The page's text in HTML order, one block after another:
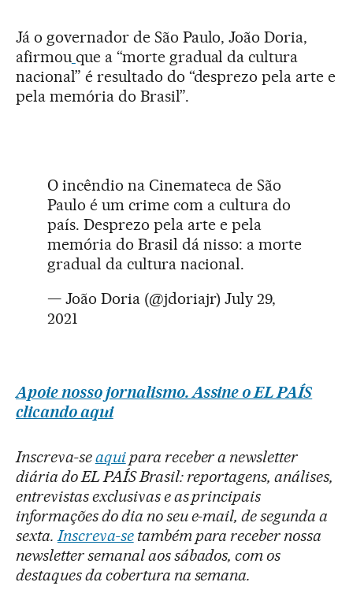
Já o governador de São Paulo, João Doria,
afirmou que a “morte gradual da cultura
nacional” é resultado do “desprezo pela arte e
pela memória do Brasil”.
O incêndio na Cinemateca de São
Paulo é um crime com a cultura do
país. Desprezo pela arte e pela
memória do Brasil dá nisso: a morte
gradual da cultura nacional.
— João Doria (@jdoriajr) July 29,
2021
Apoie nosso jornalismo. Assine o EL PAÍS
clicando aqui
Inscreva-seaquipara receber a newsletter
diária do EL PAÍS Brasil: reportagens, análises,
entrevistas exclusivas e as principais
informações do dia no seu e-mail, de segunda a
sexta. Inscreva-setambém para receber nossa
newsletter semanal aos sábados, com os
destaques da cobertura na semana.